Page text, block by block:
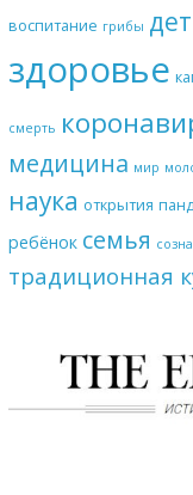
воспитание грибы
здоровье
смерть
медицина мир
наука открытия
ребёнок семья
традиционная